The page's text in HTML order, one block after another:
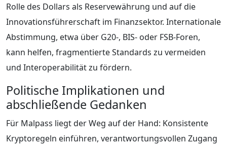
Rolle des Dollars als Reservewährung und auf die
Innovationsführerschaft im Finanzsektor. Internationale
Abstimmung, etwa über G20-, BIS- oder FSB-Foren,
kann helfen, fragmentierte Standards zu vermeiden
und Interoperabilität zu fördern.
Politische Implikationen und
abschließende Gedanken
Für Malpass liegt der Weg auf der Hand: Konsistente
Kryptoregeln einführen, verantwortungsvollen Zugang